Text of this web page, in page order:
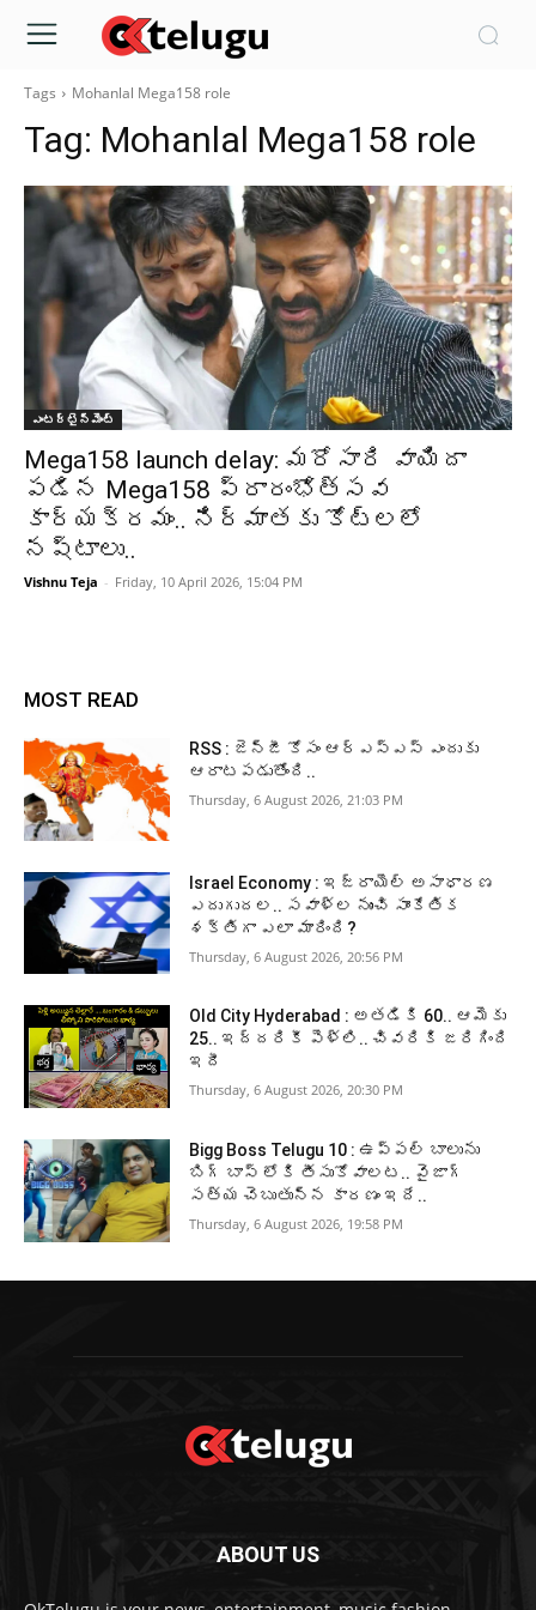
Tags Mohanlal Mega158 role
Tag: Mohanlal Mega158 role
ఎంటర్టైన్మెంట్
Mega158 launch delay: మరోసారి వాయిదా
పడిన Mega158 ప్రారంభోత్సవ
కార్యక్రమం.. నిర్మాతకు కోట్లలో
నష్టాలు..
Vishnu Teja - Friday, 10 April 2026, 15:04 PM
MOST READ
RSS : జెన్‌జీ కోసం ఆర్‌ఎస్‌ఎస్‌ ఎందుకు
ఆరాటపడుతోంది..
Thursday, 6 August 2026, 21:03 PM
Israel Economy : ఇజ్రాయెల్‌ అసాధారణ
ఎదుగుదల.. సవాళ్ల నుంచి సాంకేతిక
శక్తిగా ఎలా మారింది?
Thursday, 6 August 2026, 20:56 PM
Old City Hyderabad : అతడికి 60.. ఆమెకు
25.. ఇద్దరికీ పెళ్లి.. చివరికి జరిగింది
ఇదీ
Thursday, 6 August 2026, 20:30 PM
Bigg Boss Telugu 10 : ఉప్పల్ బాలును
బిగ్ బాస్ లోకి తీసుకోవాలట.. వైజాగ్
సత్య చెబుతున్న కారణం ఇదే..
Thursday, 6 August 2026, 19:58 PM
ABOUT US